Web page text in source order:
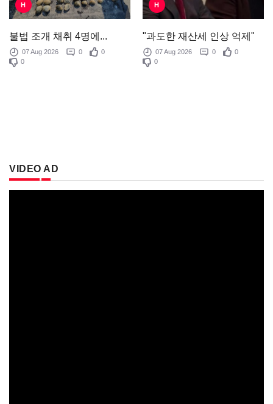
H
불법 조개 채취 4명에...
07 Aug 2026 0
0
0
H
"과도한 재산세 인상 억제"
07 Aug 2026 0
0
0
VIDEO AD